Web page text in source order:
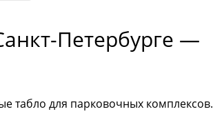
Петербурге —
табло для парковочных комплексов.